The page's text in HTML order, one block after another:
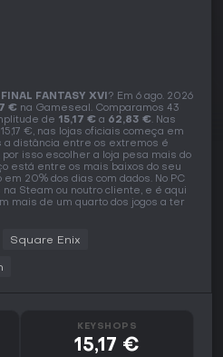
FINAL FANTASY XVI? Em 6 ago. 2026
€ na Gameseal. Comparamos 43
de 15,17 € a 62,83 €. Nas
€, nas lojas oficiais começa em
a distância entre os extremos é
isso escolher a loja pesa mais do
está entre os mais baixos do seu
20% dos dias com dados. No PC
Steam ou noutro cliente, e é aqui
mais de um quarto dos jogos a ter
Square Enix
KEYSHOPS
15,17 €